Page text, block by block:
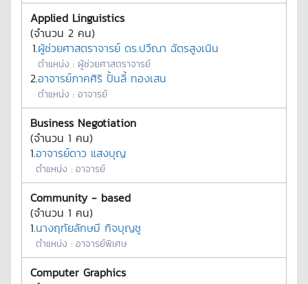
Applied Linguistics
(จำนวน 2 คน)
1.ผู้ช่วยศาสตราจารย์ ดร.ปวีณา ฉัตรสูงเนิน
ตำแหน่ง : ผู้ช่วยศาสตราจารย์
2.อาจารย์ภาคศิริ ปั้นลี้ ทองเสน
ตำแหน่ง : อาจารย์
Business Negotiation
(จำนวน 1 คน)
1.อาจารย์ดาว แสงบุญ
ตำแหน่ง : อาจารย์
Community - based
(จำนวน 1 คน)
1.นางฤทัยลักษมี กิจบุญชู
ตำแหน่ง : อาจารย์พิเศษ
Computer Graphics